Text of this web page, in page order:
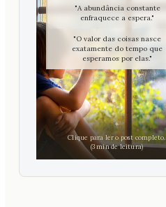
"A abundância constante
enfraquece a espera."
"O valor das coisas nasce
exatamente do tempo que
esperamos por elas."
✦
Clique para ler o post completo.
(3 min de leitura)